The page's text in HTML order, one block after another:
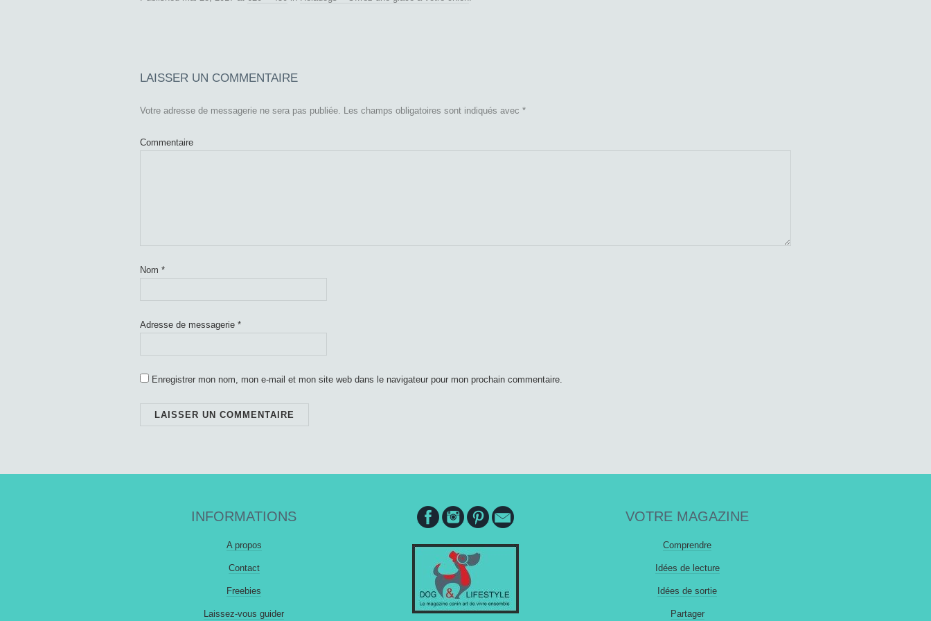
LAISSER UN COMMENTAIRE
Votre adresse de messagerie ne sera pas publiée. Les champs obligatoires sont indiqués avec *
Commentaire
Nom *
Adresse de messagerie *
Enregistrer mon nom, mon e-mail et mon site web dans le navigateur pour mon prochain commentaire.
INFORMATIONS
A propos
Contact
Freebies
Laissez-vous guider
VOTRE MAGAZINE
Comprendre
Idées de lecture
Idées de sortie
Partager